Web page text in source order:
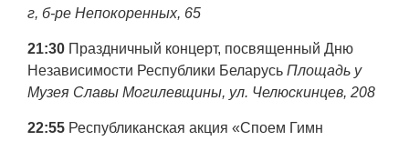
г, б-ре Непокоренных, 65
21:30 Праздничный концерт, посвященный Дню
Независимости Республики Беларусь Площадь у
Музея Славы Могилевщины, ул. Челюскинцев, 208
22:55 Республиканская акция «Споем Гимн